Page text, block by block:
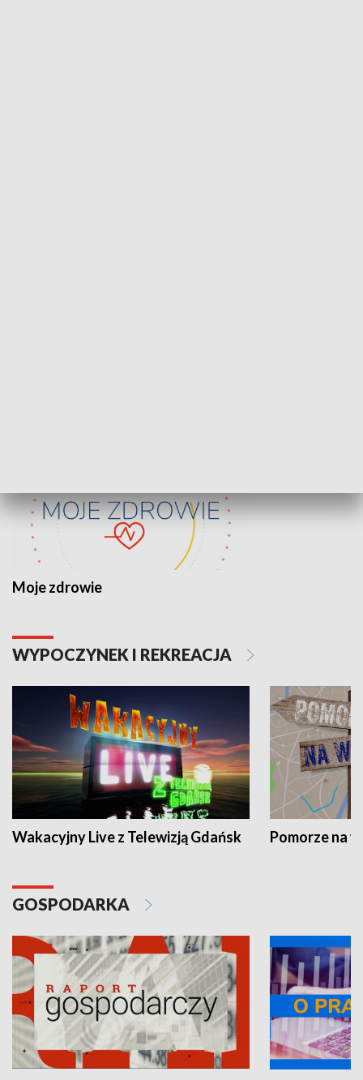
Moje zdrowie
WYPOCZYNEK I REKREACJA
Wakacyjny Live z Telewizją Gdańsk Pomorze na
GOSPODARKA